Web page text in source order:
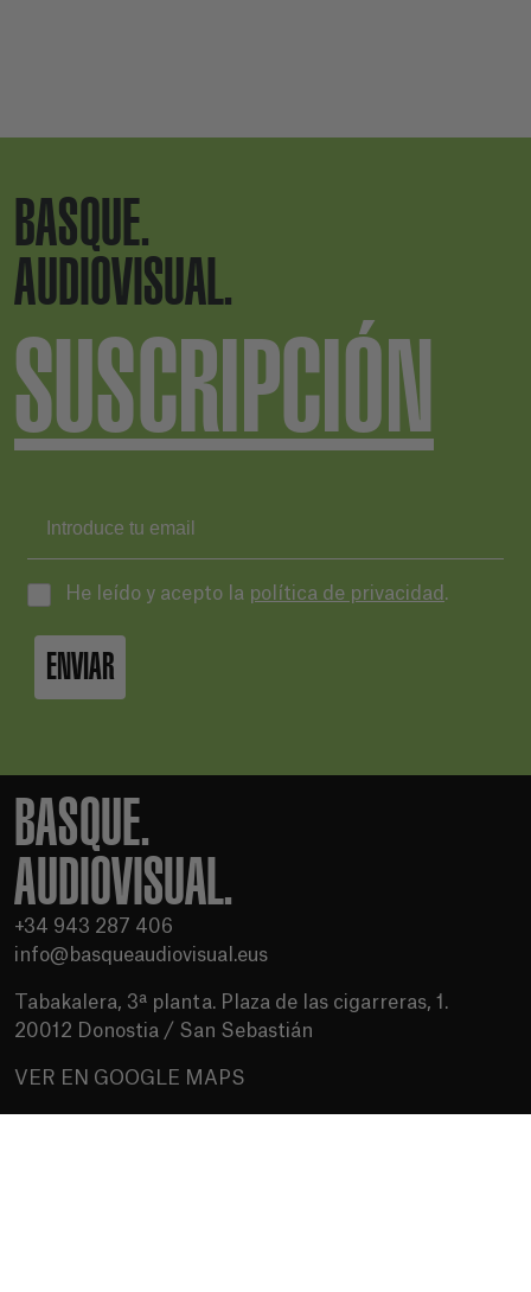
BASQUE.
AUDIOVISUAL.
SUSCRIPCIÓN
He leído y acepto la política de privacidad .
ENVIAR
BASQUE.
AUDIOVISUAL.
+34 943 287 406
info@basqueaudiovisual.eus
Tabakalera, 3ª planta. Plaza de las cigarreras, 1.
20012 Donostia / San Sebastián
VER EN GOOGLE MAPS